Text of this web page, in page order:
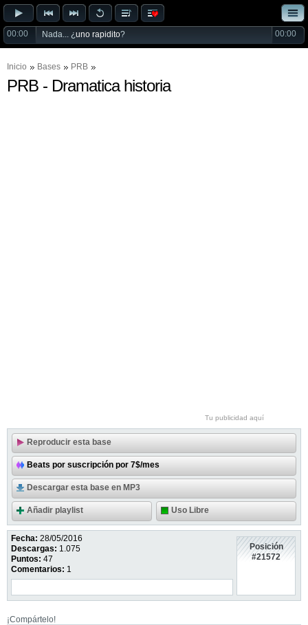
00:00 Nada... ¿uno rapidito? 00:00
Inicio Bases PRB
PRB - Dramatica historia
Tu publicidad aquí
Reproducir esta base
Beats por suscripción por 7$/mes
Descargar esta base en MP3
Añadir playlist Uso Libre
Fecha: 28/05/2016
Descargas: 1.075
Puntos: 47
Comentarios: 1
Posición
#21572
¡Compártelo!